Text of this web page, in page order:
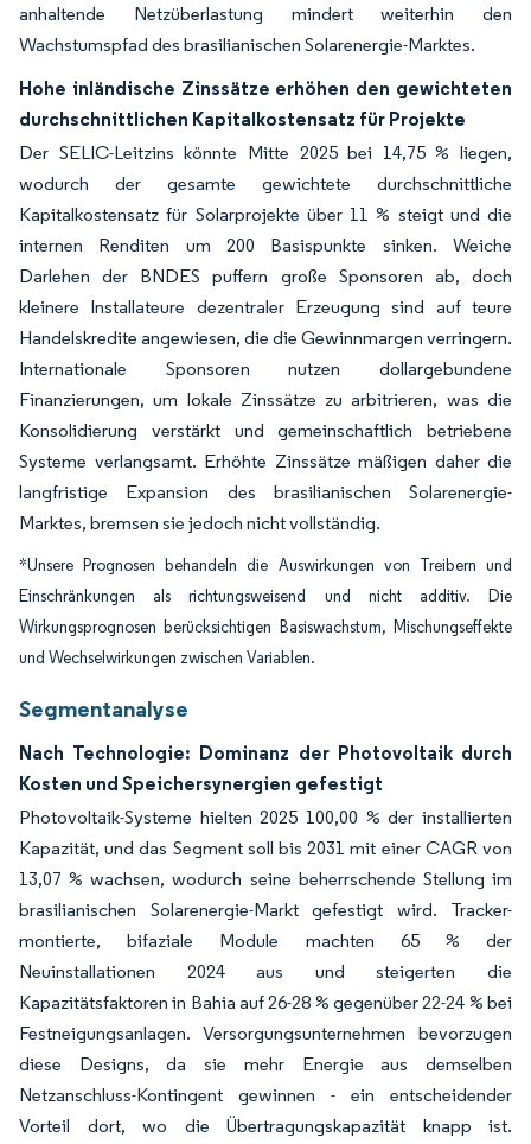
anhaltende Netzüberlastung mindert weiterhin den
Wachstumspfad des brasilianischen Solarenergie-Marktes.
Hohe inländische Zinssätze erhöhen den gewichteten
durchschnittlichen Kapitalkostensatz für Projekte
Der SELIC-Leitzins könnte Mitte 2025 bei 14,75 % liegen,
wodurch der gesamte gewichtete durchschnittliche
Kapitalkostensatz für Solarprojekte über 11 % steigt und die
internen Renditen um 200 Basispunkte sinken. Weiche
Darlehen der BNDES puffern große Sponsoren ab, doch
kleinere Installateure dezentraler Erzeugung sind auf teure
Handelskredite angewiesen, die die Gewinnmargen verringern.
Internationale Sponsoren nutzen dollargebundene
Finanzierungen, um lokale Zinssätze zu arbitrieren, was die
Konsolidierung verstärkt und gemeinschaftlich betriebene
Systeme verlangsamt. Erhöhte Zinssätze mäßigen daher die
langfristige Expansion des brasilianischen Solarenergie-
Marktes, bremsen sie jedoch nicht vollständig.
*Unsere Prognosen behandeln die Auswirkungen von Treibern und
Einschränkungen als richtungsweisend und nicht additiv. Die
Wirkungsprognosen berücksichtigen Basiswachstum, Mischungseffekte
und Wechselwirkungen zwischen Variablen.
Segmentanalyse
Nach Technologie: Dominanz der Photovoltaik durch
Kosten und Speichersynergien gefestigt
Photovoltaik-Systeme hielten 2025 100,00 % der installierten
Kapazität, und das Segment soll bis 2031 mit einer CAGR von
13,07 % wachsen, wodurch seine beherrschende Stellung im
brasilianischen Solarenergie-Markt gefestigt wird. Tracker-
montierte, bifaziale Module machten 65 % der
Neuinstallationen 2024 aus und steigerten die
Kapazitätsfaktoren in Bahia auf 26-28 % gegenüber 22-24 % bei
Festneigungsanlagen. Versorgungsunternehmen bevorzugen
diese Designs, da sie mehr Energie aus demselben
Netzanschluss-Kontingent gewinnen - ein entscheidender
Vorteil dort, wo die Übertragungskapazität knapp ist.